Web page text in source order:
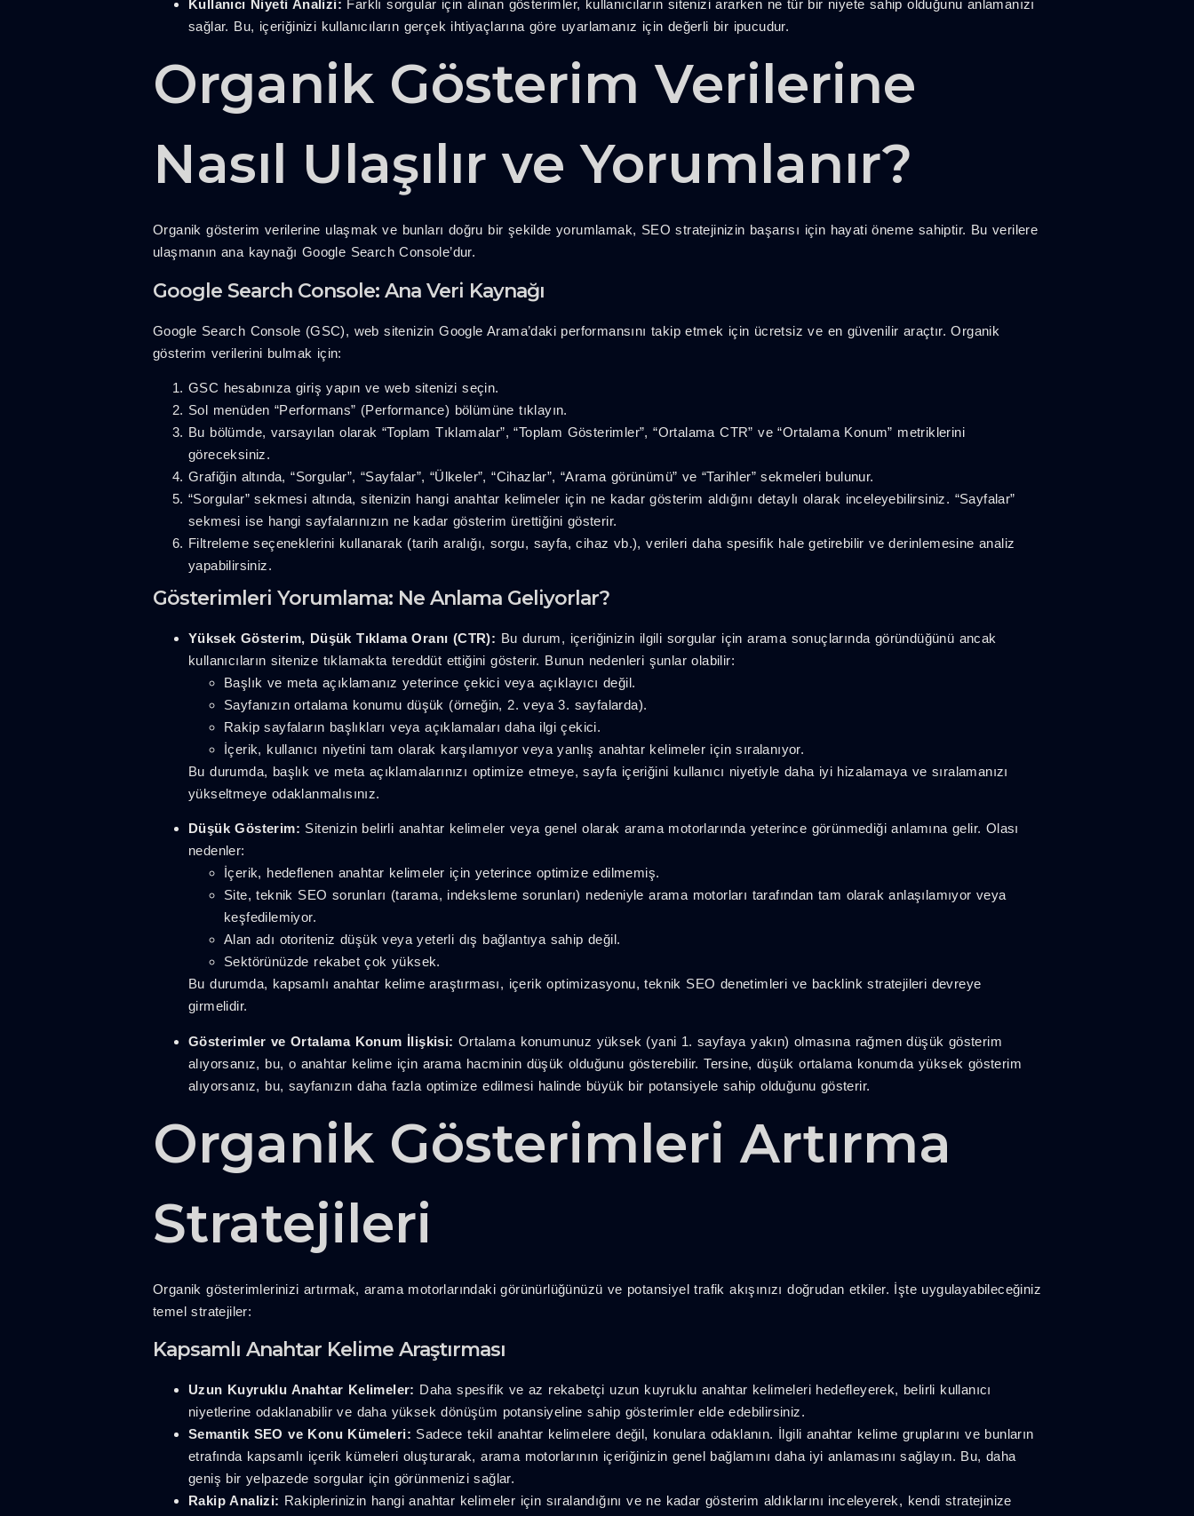
Kullanıcı Niyeti Analizi: Farklı sorgular için alınan gösterimler, kullanıcıların sitenizi ararken ne tür bir niyete sahip olduğunu anlamanızı
sağlar. Bu, içeriğinizi kullanıcıların gerçek ihtiyaçlarına göre uyarlamanız için değerli bir ipucudur.
Organik Gösterim Verilerine
Nasıl Ulaşılır ve Yorumlanır?
Organik gösterim verilerine ulaşmak ve bunları doğru bir şekilde yorumlamak, SEO stratejinizin başarısı için hayati öneme sahiptir. Bu verilere
ulaşmanın ana kaynağı Google Search Console’dur.
Google Search Console: Ana Veri Kaynağı
Google Search Console (GSC), web sitenizin Google Arama’daki performansını takip etmek için ücretsiz ve en güvenilir araçtır. Organik
gösterim verilerini bulmak için:
GSC hesabınıza giriş yapın ve web sitenizi seçin.
Sol menüden “Performans” (Performance) bölümüne tıklayın.
Bu bölümde, varsayılan olarak “Toplam Tıklamalar”, “Toplam Gösterimler”, “Ortalama CTR” ve “Ortalama Konum” metriklerini
göreceksiniz.
Grafiğin altında, “Sorgular”, “Sayfalar”, “Ülkeler”, “Cihazlar”, “Arama görünümü” ve “Tarihler” sekmeleri bulunur.
“Sorgular” sekmesi altında, sitenizin hangi anahtar kelimeler için ne kadar gösterim aldığını detaylı olarak inceleyebilirsiniz. “Sayfalar”
sekmesi ise hangi sayfalarınızın ne kadar gösterim ürettiğini gösterir.
Filtreleme seçeneklerini kullanarak (tarih aralığı, sorgu, sayfa, cihaz vb.), verileri daha spesifik hale getirebilir ve derinlemesine analiz
yapabilirsiniz.
Gösterimleri Yorumlama: Ne Anlama Geliyorlar?
Yüksek Gösterim, Düşük Tıklama Oranı (CTR): Bu durum, içeriğinizin ilgili sorgular için arama sonuçlarında göründüğünü ancak
kullanıcıların sitenize tıklamakta tereddüt ettiğini gösterir. Bunun nedenleri şunlar olabilir:
Başlık ve meta açıklamanız yeterince çekici veya açıklayıcı değil.
Sayfanızın ortalama konumu düşük (örneğin, 2. veya 3. sayfalarda).
Rakip sayfaların başlıkları veya açıklamaları daha ilgi çekici.
İçerik, kullanıcı niyetini tam olarak karşılamıyor veya yanlış anahtar kelimeler için sıralanıyor.
Bu durumda, başlık ve meta açıklamalarınızı optimize etmeye, sayfa içeriğini kullanıcı niyetiyle daha iyi hizalamaya ve sıralamanızı
yükseltmeye odaklanmalısınız.
Düşük Gösterim: Sitenizin belirli anahtar kelimeler veya genel olarak arama motorlarında yeterince görünmediği anlamına gelir. Olası
nedenler:
İçerik, hedeflenen anahtar kelimeler için yeterince optimize edilmemiş.
Site, teknik SEO sorunları (tarama, indeksleme sorunları) nedeniyle arama motorları tarafından tam olarak anlaşılamıyor veya
keşfedilemiyor.
Alan adı otoriteniz düşük veya yeterli dış bağlantıya sahip değil.
Sektörünüzde rekabet çok yüksek.
Bu durumda, kapsamlı anahtar kelime araştırması, içerik optimizasyonu, teknik SEO denetimleri ve backlink stratejileri devreye
girmelidir.
Gösterimler ve Ortalama Konum İlişkisi: Ortalama konumunuz yüksek (yani 1. sayfaya yakın) olmasına rağmen düşük gösterim
alıyorsanız, bu, o anahtar kelime için arama hacminin düşük olduğunu gösterebilir. Tersine, düşük ortalama konumda yüksek gösterim
alıyorsanız, bu, sayfanızın daha fazla optimize edilmesi halinde büyük bir potansiyele sahip olduğunu gösterir.
Organik Gösterimleri Artırma
Stratejileri
Organik gösterimlerinizi artırmak, arama motorlarındaki görünürlüğünüzü ve potansiyel trafik akışınızı doğrudan etkiler. İşte uygulayabileceğiniz
temel stratejiler:
Kapsamlı Anahtar Kelime Araştırması
Uzun Kuyruklu Anahtar Kelimeler: Daha spesifik ve az rekabetçi uzun kuyruklu anahtar kelimeleri hedefleyerek, belirli kullanıcı
niyetlerine odaklanabilir ve daha yüksek dönüşüm potansiyeline sahip gösterimler elde edebilirsiniz.
Semantik SEO ve Konu Kümeleri: Sadece tekil anahtar kelimelere değil, konulara odaklanın. İlgili anahtar kelime gruplarını ve bunların
etrafında kapsamlı içerik kümeleri oluşturarak, arama motorlarının içeriğinizin genel bağlamını daha iyi anlamasını sağlayın. Bu, daha
geniş bir yelpazede sorgular için görünmenizi sağlar.
Rakip Analizi: Rakiplerinizin hangi anahtar kelimeler için sıralandığını ve ne kadar gösterim aldıklarını inceleyerek, kendi stratejinize